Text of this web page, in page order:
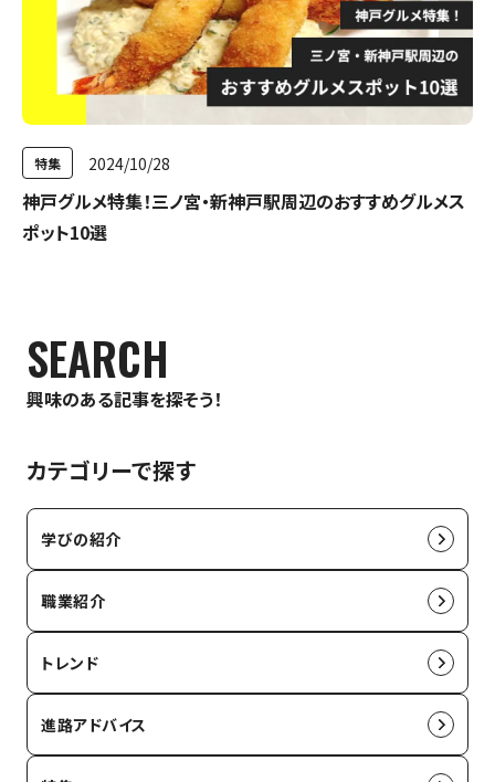
特集 2024/10/28
神戸グルメ特集！三ノ宮・新神戸駅周辺のおすすめグルメス
ポット10選
SEARCH
興味のある記事を探そう！
カテゴリーで探す
学びの紹介
職業紹介
トレンド
進路アドバイス